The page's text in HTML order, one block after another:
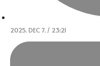
2025. DEC 7. / 23:21